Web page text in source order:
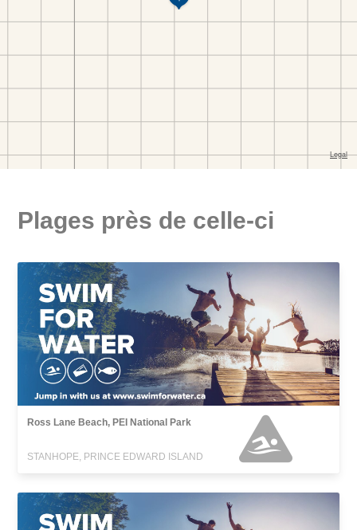
Plages près de celle-ci
Ross Lane Beach, PEI National Park
STANHOPE, PRINCE EDWARD ISLAND